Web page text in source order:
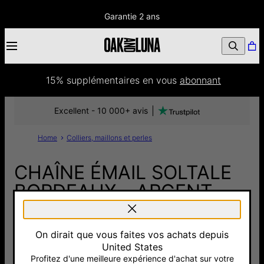
Garantie 2 ans
15% supplémentaires en vous abonnant
Home Colliers, maillons et perles
CHAÎNE ÉMAIL SOLTALE
BORDEAUX - ARGENT
90 €
Pay with Klarna
Excellent - 10 000+ avis
On dirait que vous faites vos achats depuis
United States
Profitez d'une meilleure expérience d'achat sur votre